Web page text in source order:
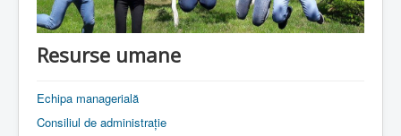
Plan școlarizare
Resurse umane
Echipa managerială
Consiliul de administrație